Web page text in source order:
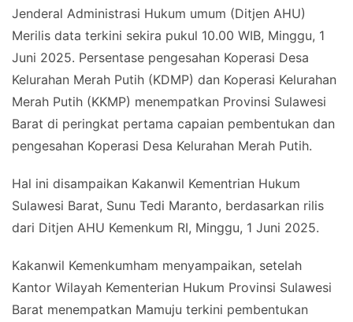
Jenderal Administrasi Hukum umum (Ditjen AHU)
Merilis data terkini sekira pukul 10.00 WIB, Minggu, 1
Juni 2025. Persentase pengesahan Koperasi Desa
Kelurahan Merah Putih (KDMP) dan Koperasi Kelurahan
Merah Putih (KKMP) menempatkan Provinsi Sulawesi
Barat di peringkat pertama capaian pembentukan dan
pengesahan Koperasi Desa Kelurahan Merah Putih.
Hal ini disampaikan Kakanwil Kementrian Hukum
Sulawesi Barat, Sunu Tedi Maranto, berdasarkan rilis
dari Ditjen AHU Kemenkum RI, Minggu, 1 Juni 2025.
Kakanwil Kemenkumham menyampaikan, setelah
Kantor Wilayah Kementerian Hukum Provinsi Sulawesi
Barat menempatkan Mamuju terkini pembentukan